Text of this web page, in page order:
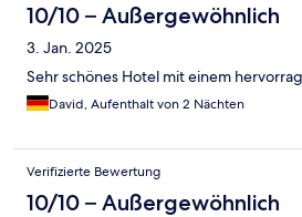
10/10 – Außergewöhnlich
3. Jan. 2025
Sehr schönes Hotel mit einem
David, Aufenthalt von 2 Nächten
Verifizierte Bewertung
10/10 – Außergewöhnlich